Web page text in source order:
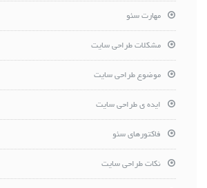
مهارت سئو
مشکلات طراحی سایت
موضوع طراحی سایت
ایده ی طراحی سایت
فاکتورهای سئو
نکات طراحی سایت